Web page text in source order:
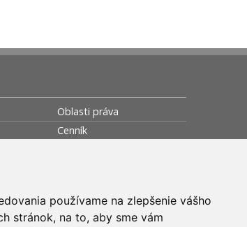
používame na zlepšenie vášho
stránok, na to, aby sme vám
Oblasti práva
Cenník
Kontakt